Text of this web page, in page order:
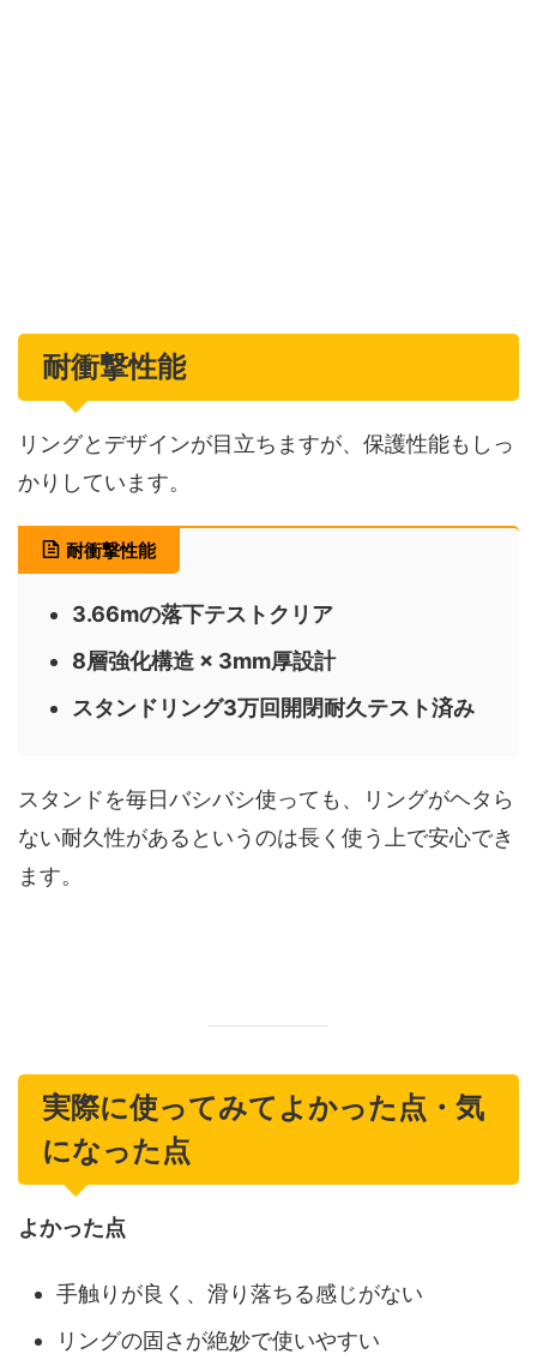
耐衝撃性能
リングとデザインが目立ちますが、保護性能もしっ
かりしています。
耐衝撃性能
3.66mの落下テストクリア
8層強化構造 × 3mm厚設計
スタンドリング3万回開閉耐久テスト済み
スタンドを毎日バシバシ使っても、リングがヘタら
ない耐久性があるというのは長く使う上で安心でき
ます。
実際に使ってみてよかった点・気
になった点
よかった点
手触りが良く、滑り落ちる感じがない
リングの固さが絶妙で使いやすい